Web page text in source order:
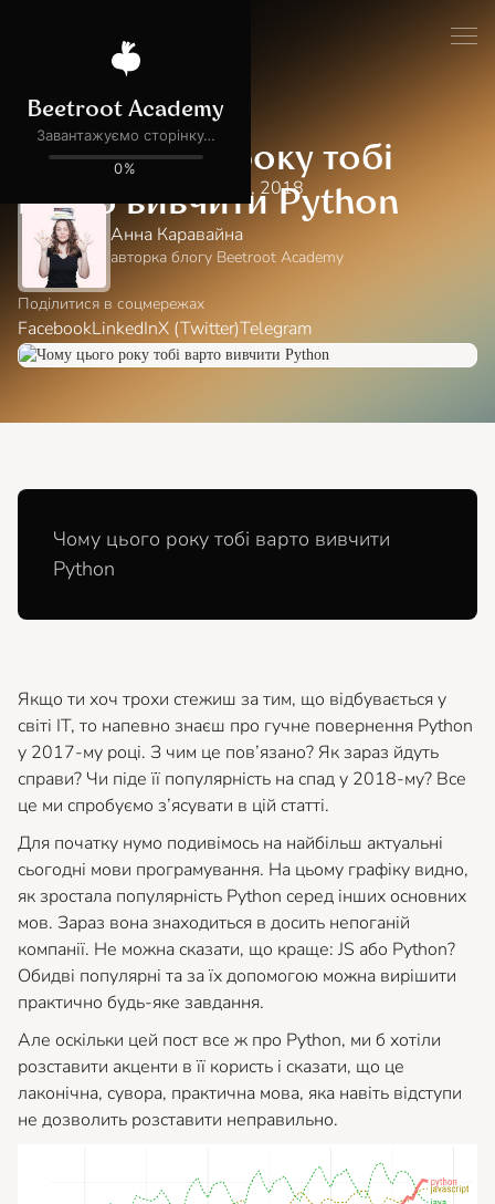
Блог Навчання в Академії
Чому цього року тобі
варто вивчити Python
20 лютого, 2018
Анна Каравайна
авторка блогу Beetroot Academy
Поділитися в соцмережах
FacebookLinkedInX (Twitter)Telegram
Чому цього року тобі варто вивчити
Python
Якщо ти хоч трохи стежиш за тим, що відбувається у
світі IT, то напевно знаєш про гучне повернення Python
у 2017-му році. З чим це пов’язано? Як зараз йдуть
справи? Чи піде її популярність на спад у 2018-му? Все
це ми спробуємо з’ясувати в цій статті.
Для початку нумо подивімось на найбільш актуальні
сьогодні мови програмування. На цьому графіку видно,
як зростала популярність Python серед інших основних
мов. Зараз вона знаходиться в досить непоганій
компанії. Не можна сказати, що краще: JS або Python?
Обидві популярні та за їх допомогою можна вирішити
практично будь-яке завдання.
Але оскільки цей пост все ж про Python, ми б хотіли
розставити акценти в її користь і сказати, що це
лаконічна, сувора, практична мова, яка навіть відступи
не дозволить розставити неправильно.